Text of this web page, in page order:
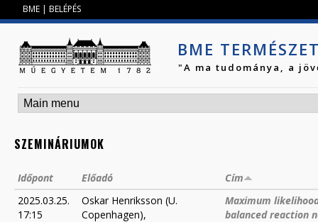
BME | BELÉPÉS
BME
"A ma tudománya, a
SZEMINÁRIUMOK
Időpont Előadó
Cím
2025.03.25.
17:15
Oskar Henriksson (U.
Copenhagen),
Maximum
balanced reaction